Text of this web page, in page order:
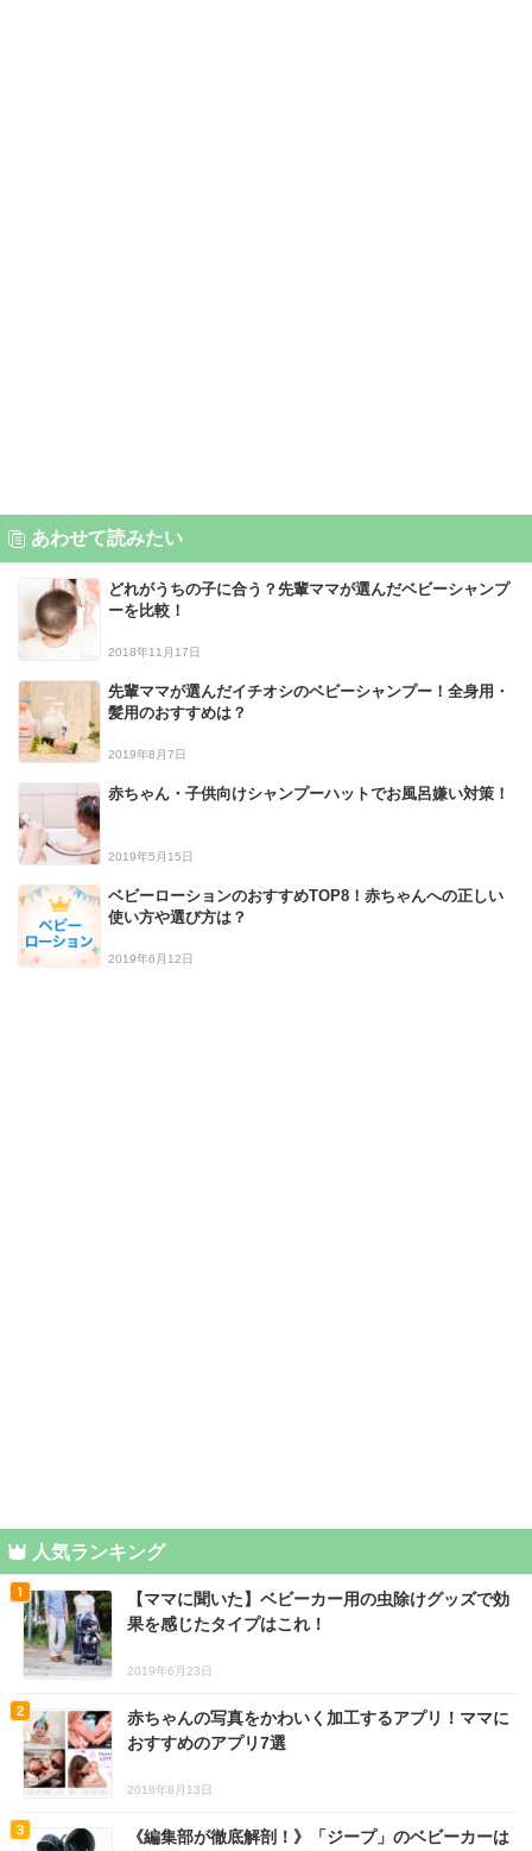
あわせて読みたい
どれがうちの子に合う？先輩ママが選んだベビーシャンプ
ーを比較！
2018年11月17日
先輩ママが選んだイチオシのベビーシャンプー！全身用・
髪用のおすすめは？
2019年8月7日
赤ちゃん・子供向けシャンプーハットでお風呂嫌い対策！
2019年5月15日
ベビーローションのおすすめTOP8！赤ちゃんへの正しい
使い方や選び方は？
2019年6月12日
人気ランキング
【ママに聞いた】ベビーカー用の虫除けグッズで効
果を感じたタイプはこれ！
2019年6月23日
赤ちゃんの写真をかわいく加工するアプリ！ママに
おすすめのアプリ7選
2018年8月13日
《編集部が徹底解剖！》「ジープ」のベビーカーは